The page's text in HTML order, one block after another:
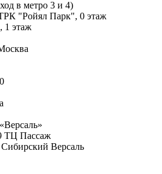
в метро 3 и 4)
"Ройял Парк", 0 этаж
1 этаж
ТЦ Пассаж
Версаль